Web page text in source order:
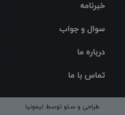
خبرنامه
سوال و جواب
درباره ما
تماس با ما
طراحی و سئو توسط لیمونیا